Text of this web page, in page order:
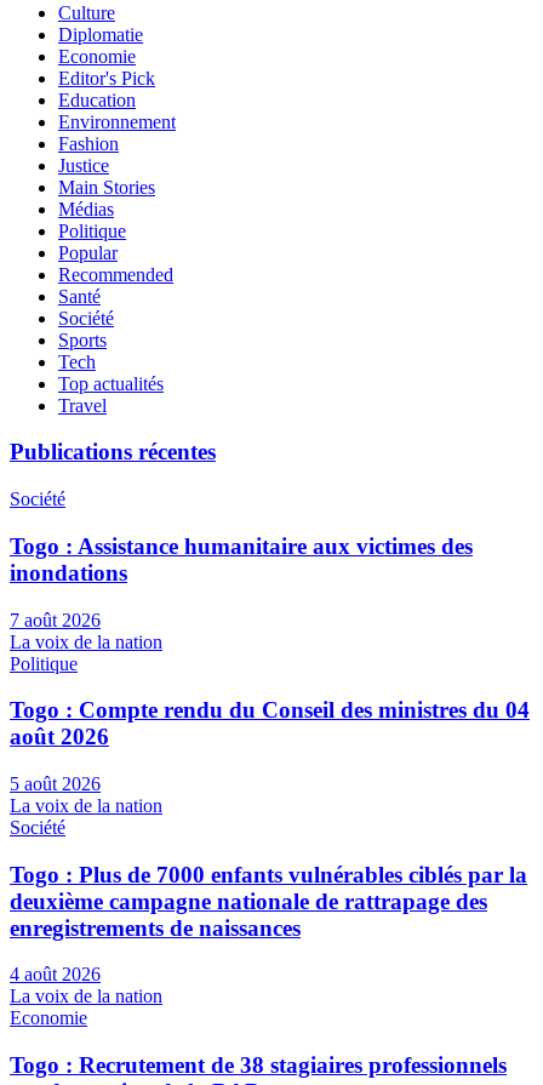
Culture
Diplomatie
Economie
Editor's Pick
Education
Environnement
Fashion
Justice
Main Stories
Médias
Politique
Popular
Recommended
Santé
Société
Sports
Tech
Top actualités
Travel
Publications récentes
Société
Togo : Assistance humanitaire aux victimes des
inondations
7 août 2026
La voix de la nation
Politique
Togo : Compte rendu du Conseil des ministres du 04
août 2026
5 août 2026
La voix de la nation
Société
Togo : Plus de 7000 enfants vulnérables ciblés par la
deuxième campagne nationale de rattrapage des
enregistrements de naissances
4 août 2026
La voix de la nation
Economie
Togo : Recrutement de 38 stagiaires professionnels